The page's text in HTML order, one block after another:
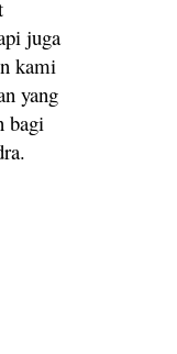
juga
kami
yang
bagi